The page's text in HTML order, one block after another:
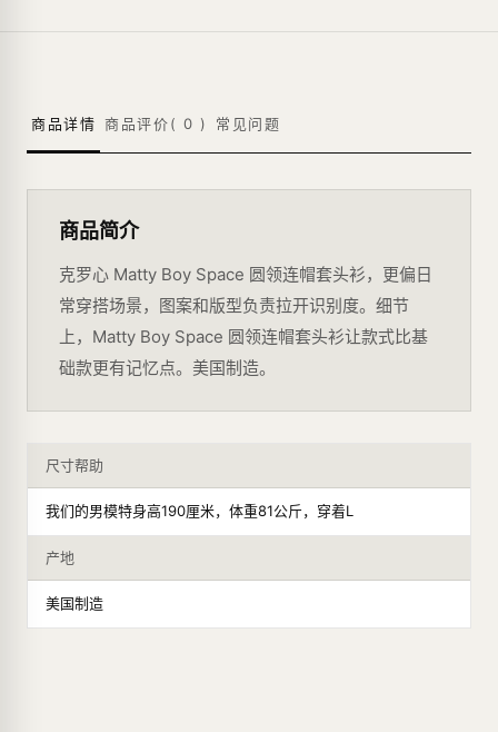
商品详情 商品评价( 0 ) 常见问题
商品简介
克罗心 Matty Boy Space 圆领连帽套头衫，更偏日
常穿搭场景，图案和版型负责拉开识别度。细节
上，Matty Boy Space 圆领连帽套头衫让款式比基
础款更有记忆点。美国制造。
尺寸帮助
我们的男模特身高190厘米，体重81公斤，穿着L
产地
美国制造